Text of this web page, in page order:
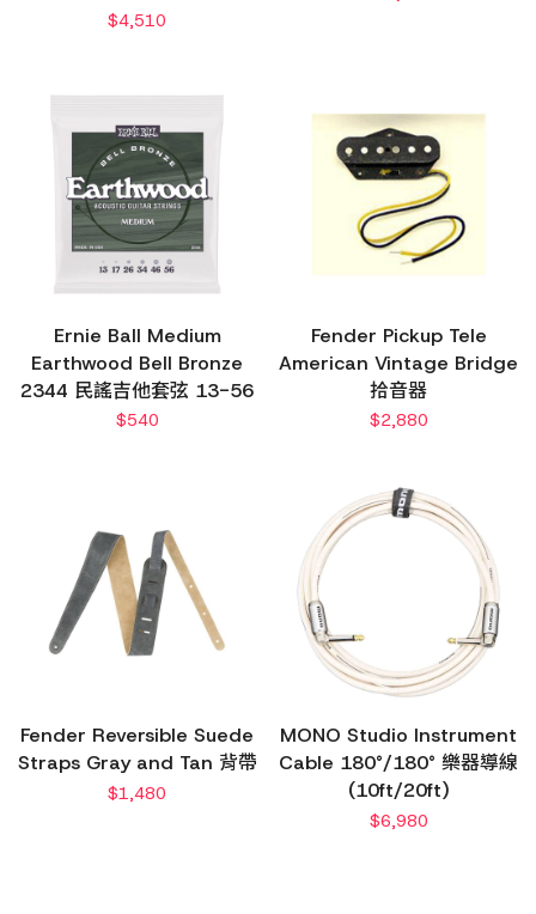
$4,510
Ernie Ball Medium
Earthwood Bell Bronze
2344 民謠吉他套弦 13-56
$540
Fender Pickup Tele
American Vintage Bridge
拾音器
$2,880
Fender Reversible Suede
Straps Gray and Tan 背帶
$1,480
MONO Studio Instrument
Cable 180°/180° 樂器導線
(10ft/20ft)
$6,980